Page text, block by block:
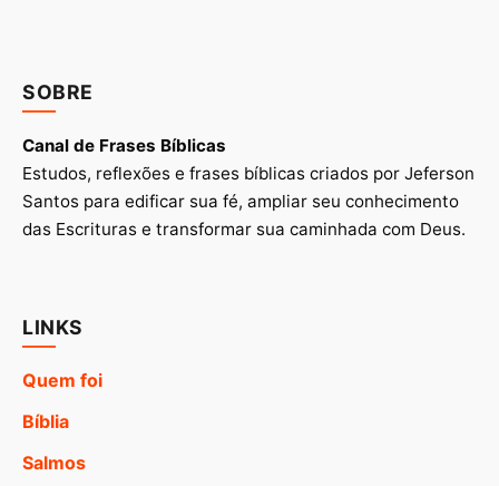
SOBRE
Canal de Frases Bíblicas
Estudos, reflexões e frases bíblicas criados por Jeferson
Santos para edificar sua fé, ampliar seu conhecimento
das Escrituras e transformar sua caminhada com Deus.
LINKS
Quem foi
Bíblia
Salmos